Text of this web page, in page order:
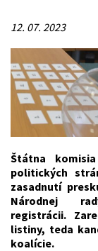
12. 07. 2023
Štátna
politických
zasadnutí
Národnej
registrácii.
listiny, teda
koalície.